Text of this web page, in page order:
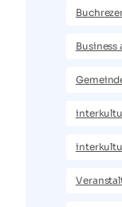
Business